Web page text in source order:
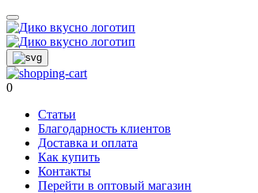
0
Статьи
Благодарность клиентов
Доставка и оплата
Как купить
Контакты
Перейти в оптовый магазин